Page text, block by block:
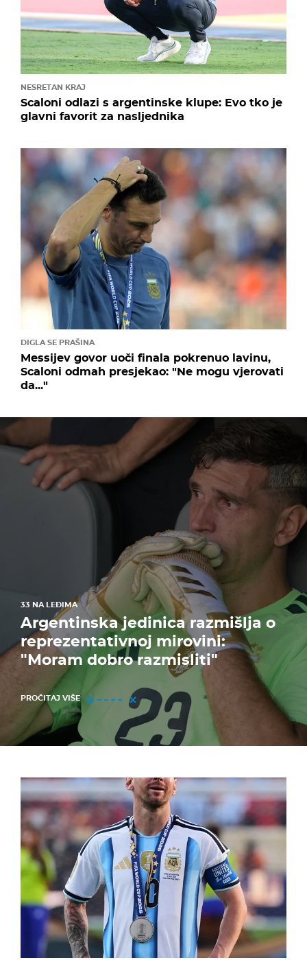
NESRETAN KRAJ
Scaloni odlazi s argentinske klupe: Evo tko je
glavni favorit za nasljednika
DIGLA SE PRAŠINA
Messijev govor uoči finala pokrenuo lavinu,
Scaloni odmah presjekao: "Ne mogu vjerovati
da..."
33 NA LEĐIMA
Argentinska jedinica razmišlja o
reprezentativnoj mirovini:
"Moram dobro razmisliti"
PROČITAJ VIŠE